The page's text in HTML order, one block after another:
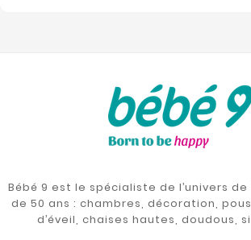
Bébé 9 est le spécialiste de l’univers
de 50 ans : chambres, décoration,
d’éveil, chaises hautes, doudous,